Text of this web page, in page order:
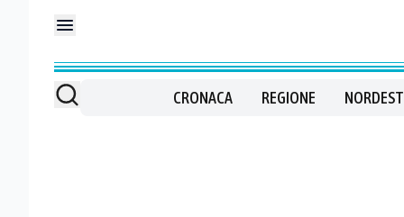
CRONACA REGIONE NORDEST